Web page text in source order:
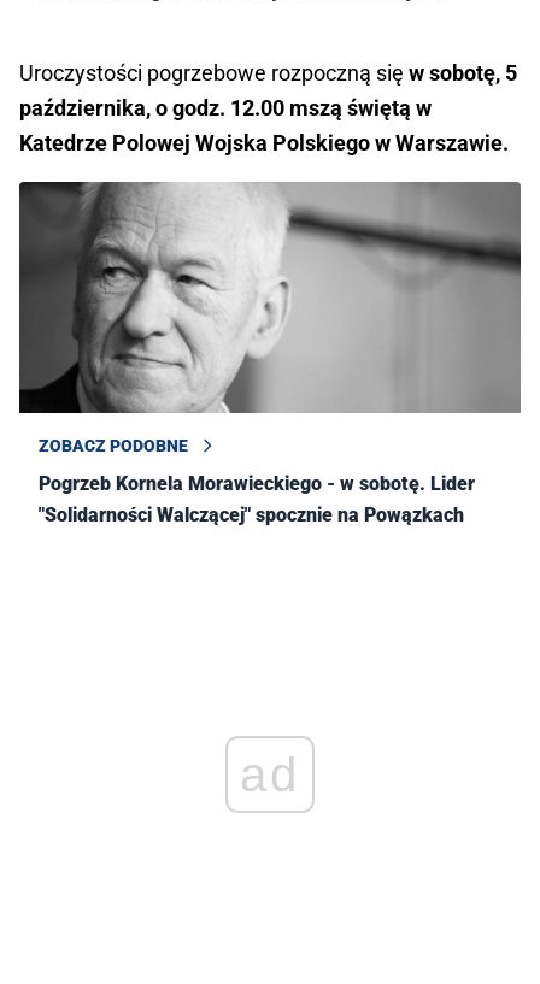
Uroczystości pogrzebowe rozpoczną się w sobotę, 5
października, o godz. 12.00 mszą świętą w
Katedrze Polowej Wojska Polskiego w Warszawie.
ZOBACZ PODOBNE
Pogrzeb Kornela Morawieckiego - w sobotę. Lider
"Solidarności Walczącej" spocznie na Powązkach
ad